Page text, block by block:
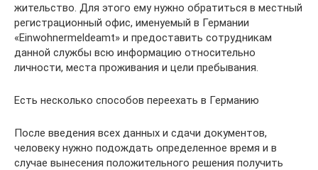
жительство. Для этого ему нужно обратиться в местный
регистрационный офис, именуемый в Германии
«Einwohnermeldeamt» и предоставить сотрудникам
данной службы всю информацию относительно
личности, места проживания и цели пребывания.
Есть несколько способов переехать в Германию
После введения всех данных и сдачи документов,
человеку нужно подождать определенное время и в
случае вынесения положительного решения получить